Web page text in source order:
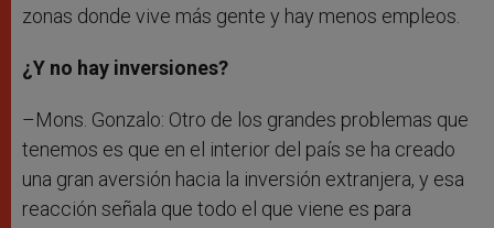
zonas donde vive más gente y hay menos empleos.
¿Y no hay inversiones?
–Mons. Gonzalo: Otro de los grandes problemas que
tenemos es que en el interior del país se ha creado
una gran aversión hacia la inversión extranjera, y esa
reacción señala que todo el que viene es para